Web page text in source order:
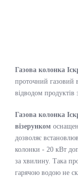
Газова колонка
проточний газовий
відводом продуктів
Газова колонка
візерунком
дозволяє
колонки - 20 кВт
за хвилину. Така
гарячою водою не